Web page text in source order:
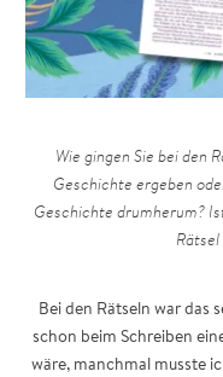
Wie gingen Sie bei den
Geschichte ergeben
Geschichte drumherum?
Bei den Rätseln war das
schon beim Schreiben
wäre, manchmal musste